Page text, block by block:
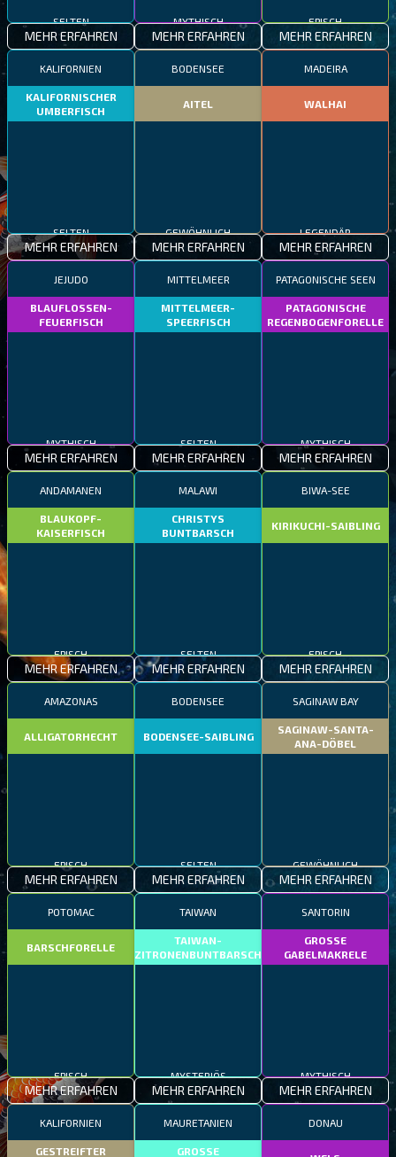
SELTEN
MEHR ERFAHREN
MYTHISCH
MEHR ERFAHREN
EPISCH
MEHR ERFAHREN
KALIFORNIEN
KALIFORNISCHER
UMBERFISCH
SELTEN
MEHR ERFAHREN
BODENSEE
AITEL
GEWÖHNLICH
MEHR ERFAHREN
MADEIRA
WALHAI
LEGENDÄR
MEHR ERFAHREN
JEJUDO
BLAUFLOSSEN-
FEUERFISCH
MYTHISCH
MEHR ERFAHREN
MITTELMEER
MITTELMEER-
SPEERFISCH
SELTEN
MEHR ERFAHREN
PATAGONISCHE SEEN
PATAGONISCHE
REGENBOGENFORELLE
MYTHISCH
MEHR ERFAHREN
ANDAMANEN
BLAUKOPF-
KAISERFISCH
EPISCH
MEHR ERFAHREN
MALAWI
CHRISTYS
BUNTBARSCH
SELTEN
MEHR ERFAHREN
BIWA-SEE
KIRIKUCHI-SAIBLING
EPISCH
MEHR ERFAHREN
AMAZONAS
ALLIGATORHECHT
EPISCH
MEHR ERFAHREN
BODENSEE
BODENSEE-SAIBLING
SELTEN
MEHR ERFAHREN
SAGINAW BAY
SAGINAW-SANTA-
ANA-DÖBEL
GEWÖHNLICH
MEHR ERFAHREN
POTOMAC
BARSCHFORELLE
EPISCH
MEHR ERFAHREN
TAIWAN
TAIWAN-
ZITRONENBUNTBARSCH
MYSTERIÖS
MEHR ERFAHREN
SANTORIN
GROSSE
GABELMAKRELE
MYTHISCH
MEHR ERFAHREN
KALIFORNIEN
GESTREIFTER
MAURETANIEN
GROSSE
DONAU